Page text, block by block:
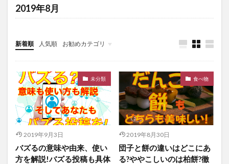
2019年8月
新着順 人気順 お勧めカテゴリ
未分類
未分類
2019年9月3日
バズるの意味や由来、使い
方を解説!バズる投稿も具体
食べ物
2019年8月30日
団子と餅の違いはどこにあ
る?ややこしいのは柏餅?徹